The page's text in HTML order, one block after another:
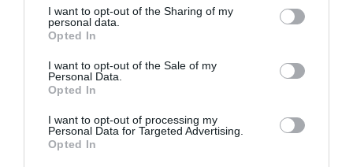
I want to opt-out of the Sharing of my
personal data.
Opted In
I want to opt-out of the Sale of my
Personal Data.
Opted In
I want to opt-out of processing my
Personal Data for Targeted Advertising.
Opted In